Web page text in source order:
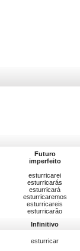
Futuro
imperfeito
esturricarei
esturricarás
esturricará
esturricaremos
esturricareis
esturricarão
Infinitivo
esturricar